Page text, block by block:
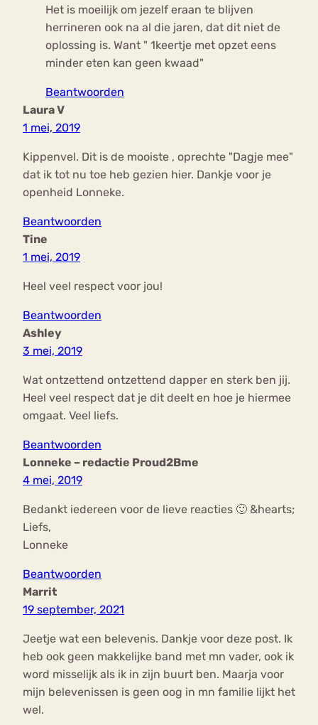
Het is moeilijk om jezelf eraan te blijven
herrineren ook na al die jaren, dat dit niet de
oplossing is. Want " 1keertje met opzet eens
minder eten kan geen kwaad"
Beantwoorden
Laura V
1 mei, 2019
Kippenvel. Dit is de mooiste , oprechte "Dagje mee"
dat ik tot nu toe heb gezien hier. Dankje voor je
openheid Lonneke.
Beantwoorden
Tine
1 mei, 2019
Heel veel respect voor jou!
Beantwoorden
Ashley
3 mei, 2019
Wat ontzettend ontzettend dapper en sterk ben jij.
Heel veel respect dat je dit deelt en hoe je hiermee
omgaat. Veel liefs.
Beantwoorden
Lonneke – redactie Proud2Bme
4 mei, 2019
Bedankt iedereen voor de lieve reacties 🙂 &hearts;
Liefs,
Lonneke
Beantwoorden
Marrit
19 september, 2021
Jeetje wat een belevenis. Dankje voor deze post. Ik
heb ook geen makkelijke band met mn vader, ook ik
word misselijk als ik in zijn buurt ben. Maarja voor
mijn belevenissen is geen oog in mn familie lijkt het
wel.